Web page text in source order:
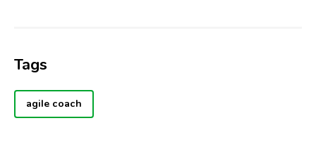
Tags
agile coach